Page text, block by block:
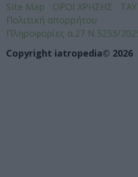
Site Map ΟΡΟΙ ΧΡΗΣΗΣ
Πολιτική απορρήτου
Πληροφορίες α.27 Ν.5253/
Copyright iatropedia© 2026